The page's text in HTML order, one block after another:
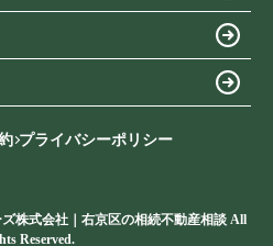
プライバシーポリシー
株式会社｜右京区の相続不動産相談 All
Reserved.